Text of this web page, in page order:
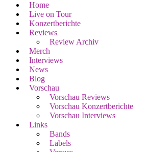
Home
Live on Tour
Konzertberichte
Reviews
Review Archiv
Merch
Interviews
News
Blog
Vorschau
Vorschau Reviews
Vorschau Konzertberichte
Vorschau Interviews
Links
Bands
Labels